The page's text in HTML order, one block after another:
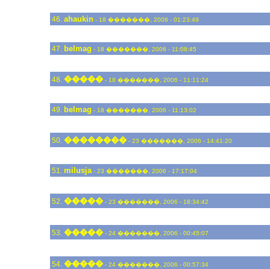
46. ahaukin- 18 �������, 2006 - 01:23:49
47. belmag - 18 �������, 2006 - 11:08:45
48. �����- 18 �������, 2006 - 11:11:24
49. belmag - 18 �������, 2006 - 11:13:02
50. ��������- 23 �������, 2006 - 14:41:20
51. milusja- 23 �������, 2006 - 17:17:04
52. �����- 23 �������, 2006 - 18:34:42
53. �����- 24 �������, 2006 - 00:45:07
54. �����- 24 �������, 2006 - 00:57:34